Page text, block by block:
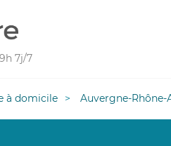
7j/7
à domicile Auvergne-Rhône-